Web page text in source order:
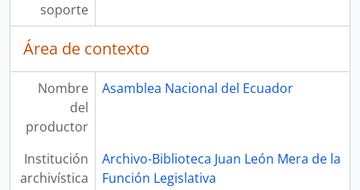
soporte
Área de contexto
Nombre
del
productor
Asamblea Nacional del Ecuador
Institución
archivística
Archivo-Biblioteca Juan León Mera de la
Función Legislativa